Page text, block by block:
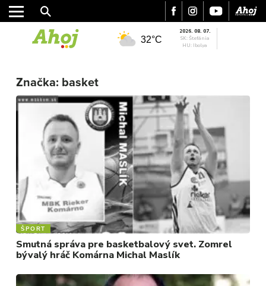
MESTO
REGIÓN
ŠPORT
KULTÚRA
FOTKY
VIDEO
MIX
32°C
2026. 08. 07.
SK: Štefánia
HU: Ibolya
Značka: basket
ŠPORT
Smutná správa pre basketbalový svet. Zomrel
bývalý hráč Komárna Michal Maslík